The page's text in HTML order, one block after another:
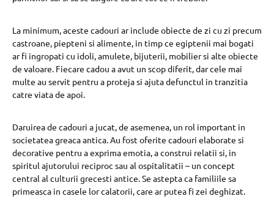
La minimum, aceste cadouri ar include obiecte de zi cu zi precum
castroane, piepteni si alimente, in timp ce egiptenii mai bogati
ar fi ingropati cu idoli, amulete, bijuterii, mobilier si alte obiecte
de valoare. Fiecare cadou a avut un scop diferit, dar cele mai
multe au servit pentru a proteja si ajuta defunctul in tranzitia
catre viata de apoi.
Daruirea de cadouri a jucat, de asemenea, un rol important in
societatea greaca antica. Au fost oferite cadouri elaborate si
decorative pentru a exprima emotia, a construi relatii si, in
spiritul ajutorului reciproc sau al ospitalitatii – un concept
central al culturii grecesti antice. Se astepta ca familiile sa
primeasca in casele lor calatorii, care ar putea fi zei deghizat.